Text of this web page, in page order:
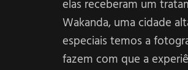
elas receberam um
Wakanda, uma cidade
especiais temos a
fazem com que a